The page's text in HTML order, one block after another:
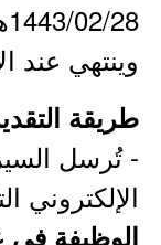
وينتهي عند
طريقة
- تُرسل
الإلكتروني
الوظيفة في